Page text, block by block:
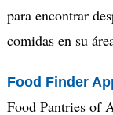
para encontrar
comidas en su
Food Finder
Food Pantries of